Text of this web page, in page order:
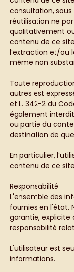
consultation,
réutilisation ne
qualitativement
contenu de ce
l’extraction et/ou
même non
Toute
autres est
et L. 342-2 du
également
ou partie du
destination de
En particulier,
contenu de ce
Responsabilité
L'ensemble des
fournies en l'état.
garantie, explicite
responsabilité
L'utilisateur est
informations.